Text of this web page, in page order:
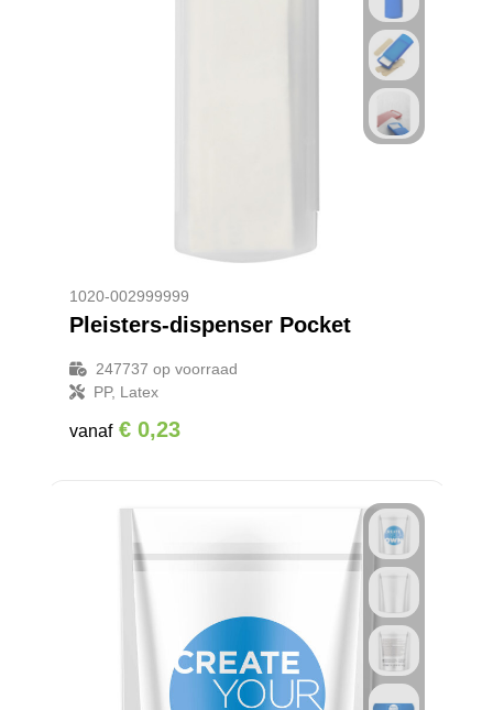
1020-002999999
Pleisters-dispenser Pocket
247737 op voorraad
PP, Latex
vanaf € 0,23